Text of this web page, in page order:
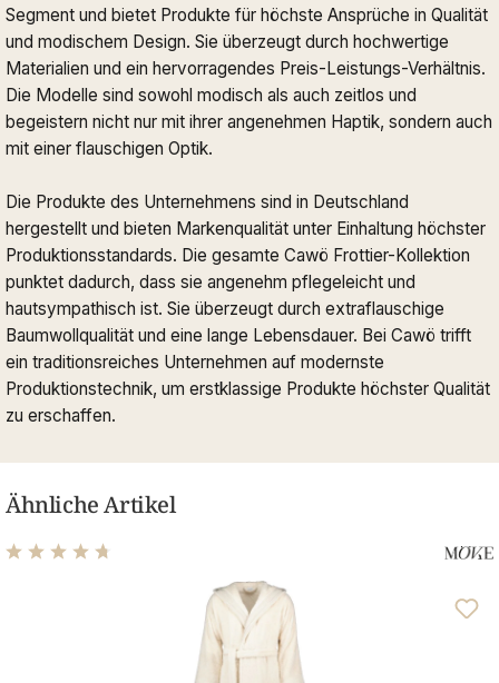
Segment und bietet Produkte für höchste Ansprüche in Qualität
und modischem Design. Sie überzeugt durch hochwertige
Materialien und ein hervorragendes Preis-Leistungs-Verhältnis.
Die Modelle sind sowohl modisch als auch zeitlos und
begeistern nicht nur mit ihrer angenehmen Haptik, sondern auch
mit einer flauschigen Optik.
Die Produkte des Unternehmens sind in Deutschland
hergestellt und bieten Markenqualität unter Einhaltung höchster
Produktionsstandards. Die gesamte Cawö Frottier-Kollektion
punktet dadurch, dass sie angenehm pflegeleicht und
hautsympathisch ist. Sie überzeugt durch extraflauschige
Baumwollqualität und eine lange Lebensdauer. Bei Cawö trifft
ein traditionsreiches Unternehmen auf modernste
Produktionstechnik, um erstklassige Produkte höchster Qualität
zu erschaffen.
Ähnliche Artikel
Durchschnittliche Bewertung von 4.72 von 5 Sternen